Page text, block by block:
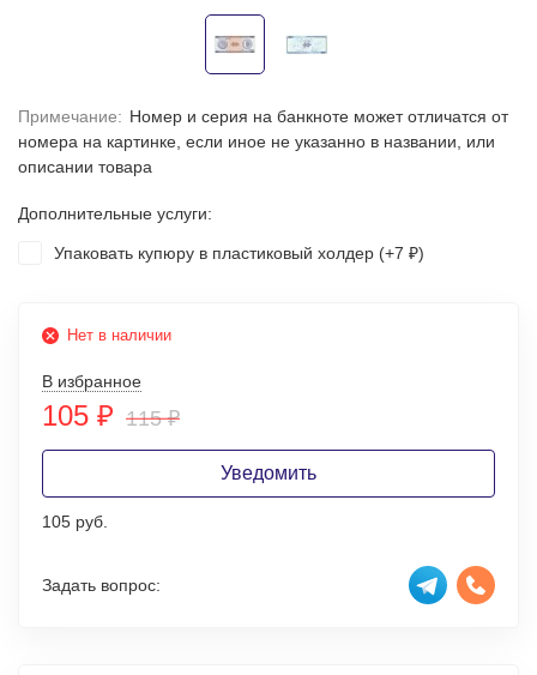
Примечание: Номер и серия на банкноте может отличатся от
номера на картинке, если иное не указанно в названии, или
описании товара
Дополнительные услуги:
Упаковать купюру в пластиковый холдер (+7 ₽)
Нет в наличии
В избранное
105 ₽ 115₽
Уведомить
105 руб.
Задать вопрос: